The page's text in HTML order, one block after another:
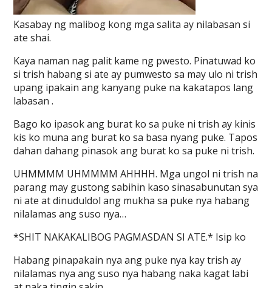
Kasabay ng malibog kong mga salita ay nilabasan si
ate shai.
Kaya naman nag palit kame ng pwesto. Pinatuwad ko
si trish habang si ate ay pumwesto sa may ulo ni trish
upang ipakain ang kanyang puke na kakatapos lang
labasan .
Bago ko ipasok ang burat ko sa puke ni trish ay kinis
kis ko muna ang burat ko sa basa nyang puke. Tapos
dahan dahang pinasok ang burat ko sa puke ni trish.
UHMMMM UHMMMM AHHHH. Mga ungol ni trish na
parang may gustong sabihin kaso sinasabunutan sya
ni ate at dinuduldol ang mukha sa puke nya habang
nilalamas ang suso nya…
*SHIT NAKAKALIBOG PAGMASDAN SI ATE.* Isip ko
Habang pinapakain nya ang puke nya kay trish ay
nilalamas nya ang suso nya habang naka kagat labi